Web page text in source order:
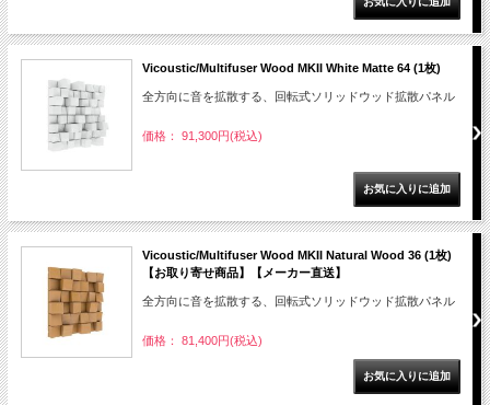
Vicoustic/Multifuser Wood MKII White Matte 64 (1枚)
全方向に音を拡散する、回転式ソリッドウッド拡散パネル
価格： 91,300円(税込)
Vicoustic/Multifuser Wood MKII Natural Wood 36 (1枚)
【お取り寄せ商品】【メーカー直送】
全方向に音を拡散する、回転式ソリッドウッド拡散パネル
価格： 81,400円(税込)